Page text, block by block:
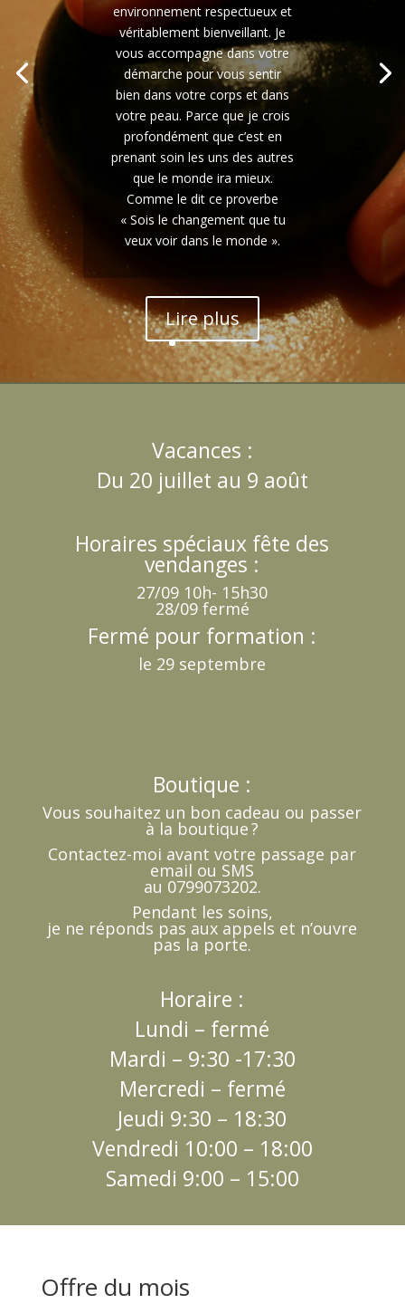
environnement respectueux et
véritablement bienveillant. Je
vous accompagne dans votre
démarche pour vous sentir
bien dans votre corps et dans
votre peau. Parce que je crois
profondément que c’est en
prenant soin les uns des autres
que le monde ira mieux.
Comme le dit ce proverbe
« Sois le changement que tu
veux voir dans le monde ».
Lire plus
circadiens naturels,
cette formule anti-âge et anti-
tâches agit au moment où
votre peau en a le plus besoin :
la nuit. Découvrez la crème de
nuit universelle conçue pour les
peaux dès 30 ans,
pour régénérer votre peau
pendant votre
sommeil. Elle stimule l'éclat
naturel de...
Vacances :
Du 20 juillet au 9 août
Horaires spéciaux fête des
vendanges :
27/09 10h- 15h30
28/09 fermé
Fermé pour formation :
le 29 septembre
Boutique :
Vous souhaitez un bon cadeau ou passer
à la boutique ?
Contactez-moi avant votre passage par
email ou SMS
au 0799073202.
Pendant les soins,
je ne réponds pas aux appels et n’ouvre
pas la porte.
Horaire :
Lundi – fermé
Mardi – 9:30 -17:30
Mercredi – fermé
Jeudi 9:30 – 18:30
Vendredi 10:00 – 18:00
Samedi 9:00 – 15:00
Offre du mois